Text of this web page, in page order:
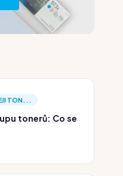
TON...
tonerů: Co se